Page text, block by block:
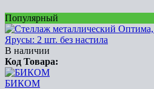
Популярный
В наличии
Код Товара:
БИКОМ